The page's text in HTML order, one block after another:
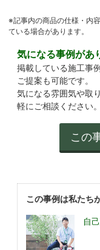
※記事内の商品の仕様・内
ている場合があります。
気になる事例があ
掲載している施工事
ご提案も可能です。
気になる雰囲気や取
軽にご相談ください。
この事例は私たち
自